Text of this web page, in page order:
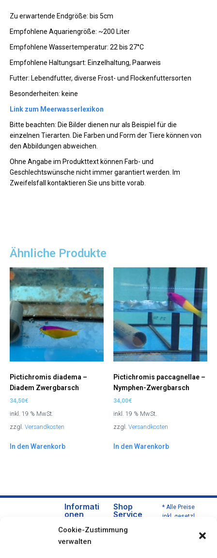
Cookie-Zustimmung
verwalten
Zu erwartende Endgröße: bis 5cm
Empfohlene Aquariengröße: ~200 Liter
Empfohlene Wassertemperatur: 22 bis 27°C
Empfohlene Haltungsart: Einzelhaltung, Paarweis
Futter: Lebendfutter, diverse Frost- und Flockenfuttersorten
Besonderheiten: keine
Link zum Meerwasserlexikon
Bitte beachten: Die Bilder dienen nur als Beispiel für die
einzelnen Tierarten. Die Farben und Form der Tiere können von
den Abbildungen abweichen.
Ohne Angabe im Produkttext können Farb- und
Geschlechtswünsche nicht immer garantiert werden. Im
Zweifelsfall kontaktieren Sie uns bitte vorab.
Ähnliche Produkte
Pictichromis diadema –
Diadem Zwergbarsch
34,50€
inkl. 19 % MwSt.
zzgl. Versandkosten
In den Warenkorb
Pictichromis paccagnellae –
Nymphen-Zwergbarsch
34,00€
inkl. 19 % MwSt.
zzgl. Versandkosten
In den Warenkorb
Informati
onen
uns
Daten
Shop
Service
* Alle Preise
inkl. gesetzl.